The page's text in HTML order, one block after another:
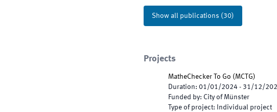
Show all publications (30)
Projects
MatheChecker To Go (MCTG)
Duration: 01/01/2024 - 31/12/
Funded by: City of Münster
Type of project: Individual project